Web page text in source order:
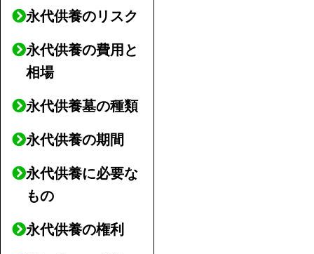
永代供養のリスク
永代供養の費用と
相場
永代供養墓の種類
永代供養の期間
永代供養に必要な
もの
永代供養の権利